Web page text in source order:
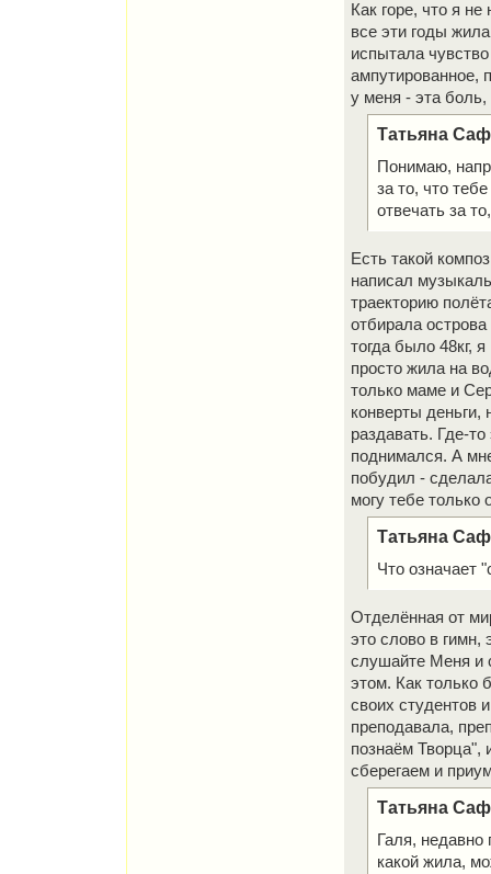
Как горе, что я
все эти годы
испытала
ампутированное,
у меня - эта боль,
Татьяна
Понимаю,
за то, что
отвечать за
Есть такой
написал
траекторию
отбирала
тогда было 48кг,
просто жила на
только маме и
конверты
раздавать. Где-
поднимался. А
побудил -
могу тебе только
Татьяна
Что означает
Отделённая от
это слово в гимн,
слушайте Меня и
этом. Как только
своих студентов
преподавала,
познаём Творца",
сберегаем и
Татьяна
Галя, недавно
какой жила,